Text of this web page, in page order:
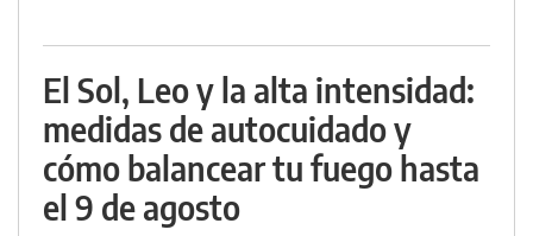
El Sol, Leo y la alta intensidad:
medidas de autocuidado y
cómo balancear tu fuego hasta
el 9 de agosto